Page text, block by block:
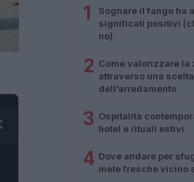
1
Sognare il fango ha
significati positivi
no)
2 Come valorizzare la
attraverso una
dell’arredamento
3 Ospitalità
hotel e rituali estivi
4 Dove andare per
mete fresche vicino